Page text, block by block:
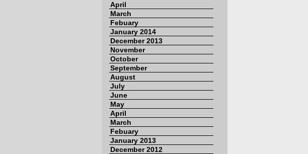
April
March
Febuary
January 2014
December 2013
November
October
September
August
July
June
May
April
March
Febuary
January 2013
December 2012